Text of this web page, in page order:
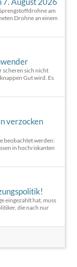
am
Drohne an einem
scheren sich nicht
Gut wird. Es
verzocken
beobachtet werden:
in hochriskanten
eingezahlt hat, muss
die nach nur